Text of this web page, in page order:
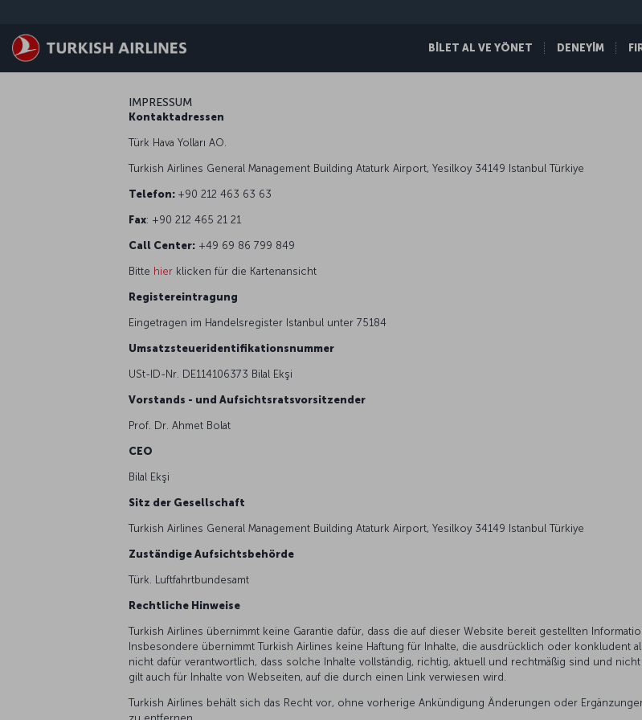
BİLET AL VE YÖNET DENEYİM
IMPRESSUM
Kontaktadressen
Türk Hava Yolları AO.
Turkish Airlines General Management Building Ataturk Airport, Yesilkoy 34149 Istanbul Türkiye
Telefon: +90 212 463 63 63
Fax: +90 212 465 21 21
Call Center: +49 69 86 799 849
Bitte hier klicken für die Kartenansicht
Registereintragung
Eingetragen im Handelsregister Istanbul unter 75184
Umsatzsteueridentifikationsnummer
USt-ID-Nr. DE114106373 Bilal Ekşi
Vorstands - und Aufsichtsratsvorsitzender
Prof. Dr. Ahmet Bolat
CEO
Bilal Ekşi
Sitz der Gesellschaft
Turkish Airlines General Management Building Ataturk Airport, Yesilkoy 34149 Istanbul Türkiye
Zuständige Aufsichtsbehörde
Türk. Luftfahrtbundesamt
Rechtliche Hinweise
Turkish Airlines übernimmt keine Garantie dafür, dass die auf dieser Website bereit gestellten
Insbesondere übernimmt Turkish Airlines keine Haftung für Inhalte, die ausdrücklich oder konkludent
nicht dafür verantwortlich, dass solche Inhalte vollständig, richtig, aktuell und rechtmäßig sind und
gilt auch für Inhalte von Webseiten, auf die durch einen Link verwiesen wird.
Turkish Airlines behält sich das Recht vor, ohne vorherige Ankündigung Änderungen oder